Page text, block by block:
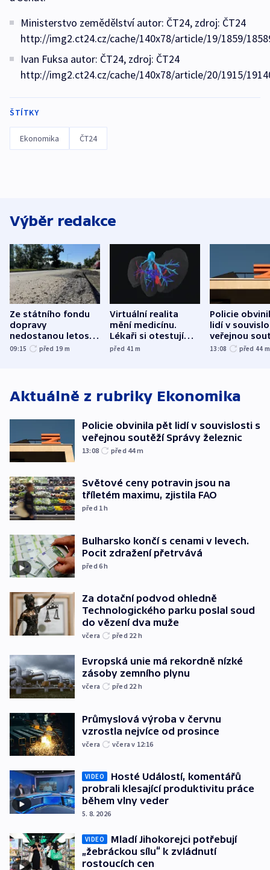
Ministerstvo zemědělství autor: ČT24, zdroj: ČT24
http://img2.ct24.cz/cache/140x78/article/19/1859/
Ivan Fuksa autor: ČT24, zdroj: ČT24
http://img2.ct24.cz/cache/140x78/article/20/1915/
ŠTÍTKY
Ekonomika ČT24
Výběr redakce
Ze státního fondu
dopravy
nedostanou letos
kraje na silnice ani
09:15 před 19 m
Virtuální realita
mění medicínu.
Lékaři si otestují
každý řez, říká
před 41m
Policie
lidí v
veřejnou
Správy
13:08 před 44 m
Aktuálně z rubriky Ekonomika
Policie obvinila pět lidí v souvislosti s
veřejnou soutěží Správy železnic
13:08 před 44m
Světové ceny potravin jsou na
tříletém maximu, zjistila FAO
před 1h
Bulharsko končí s cenami v levech.
Pocit zdražení přetrvává
před 6h
Za dotační podvod ohledně
Technologického parku poslal soud
do vězení dva muže
včera před 22 h
Evropská unie má rekordně nízké
zásoby zemního plynu
včera před 22 h
Průmyslová výroba v červnu
vzrostla nejvíce od prosince
včera včera v 12:16
VIDEO
Hosté Událostí, komentářů
probrali klesající produktivitu práce
během vlny veder
5. 8. 2026
VIDEO
Mladí Jihokorejci potřebují
„žebráckou sílu“ k zvládnutí
rostoucích cen